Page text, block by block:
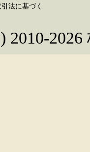
法に基づく
2010-